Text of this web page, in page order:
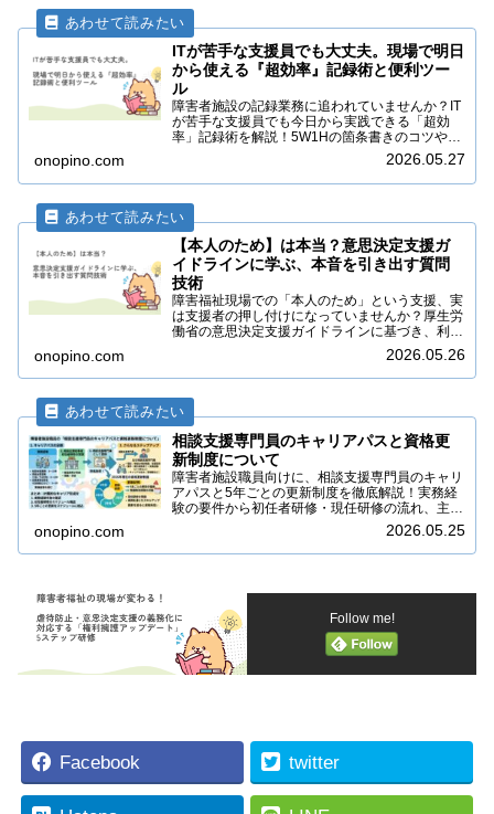
ITが苦手な支援員でも大丈夫。現場で明日
から使える『超効率』記録術と便利ツー
ル
障害者施設の記録業務に追われていませんか？IT
が苦手な支援員でも今日から実践できる「超効
率」記録術を解説！5W1Hの箇条書きのコツや、
音声入力・単語登録など、事務時間を劇的に減ら
して支援の質を高める便利ツールとテクニックを
紹介します。
onopino.com 2026.05.27
【本人のため】は本当？意思決定支援ガ
イドラインに学ぶ、本音を引き出す質問
技術
障害福祉現場での「本人のため」という支援、実
は支援者の押し付けになっていませんか？厚生労
働省の意思決定支援ガイドラインに基づき、利用
者の真のニーズや本音を引き出すための「オープ
ン・クエスチョン」や「肯定的表現」などの具体
的な質問技術を解説します。
onopino.com 2026.05.26
相談支援専門員のキャリアパスと資格更
新制度について
障害者施設職員向けに、相談支援専門員のキャリ
アパスと5年ごとの更新制度を徹底解説！実務経
験の要件から初任者研修・現任研修の流れ、主任
相談支援専門員へのステップアップまで図解で紹
介。資格失効を防ぐための注意点も網羅した完全
ガイドです。
onopino.com 2026.05.25
Follow me!
Facebook twitter